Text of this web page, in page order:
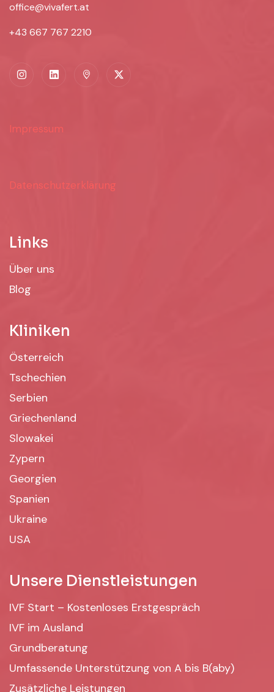
office@vivafert.at
+43 667 767 2210
Impressum
Datenschutzerklärung
Links
Über uns
Blog
Kliniken
Österreich
Tschechien
Serbien
Griechenland
Slowakei
Zypern
Georgien
Spanien
Ukraine
USA
Unsere Dienstleistungen
IVF Start – Kostenloses Erstgespräch
IVF im Ausland
Grundberatung
Umfassende Unterstützung von A bis B(aby)
Zusätzliche Leistungen